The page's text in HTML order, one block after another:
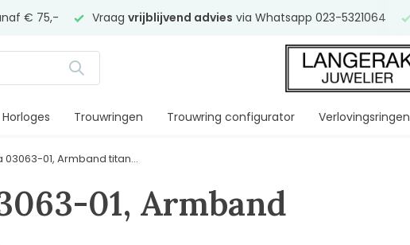
€ 75,- Vraag vrijblijvend advies via Whatsapp 023-5321064
Horloges Trouwringen Trouwring configurator Verlovingsringen
03063-01, Armband titan...
01, Armband